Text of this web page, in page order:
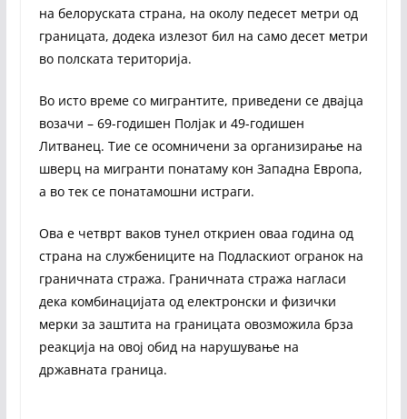
на белоруската страна, на околу педесет метри од
границата, додека излезот бил на само десет метри
во полската територија.
Во исто време со мигрантите, приведени се двајца
возачи – 69-годишен Полјак и 49-годишен
Литванец. Тие се осомничени за организирање на
шверц на мигранти понатаму кон Западна Европа,
а во тек се понатамошни истраги.
Ова е четврт ваков тунел откриен оваа година од
страна на службениците на Подласкиот огранок на
граничната стража. Граничната стража нагласи
дека комбинацијата од електронски и физички
мерки за заштита на границата овозможила брза
реакција на овој обид на нарушување на
државната граница.